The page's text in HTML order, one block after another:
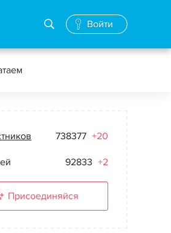
Войти
738377 +20
92833 +2
Присоединяйся